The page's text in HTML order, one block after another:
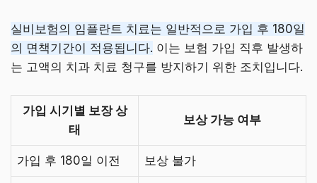
실비보험의 임플란트 치료는 일반적으로 가입 후 180일
의 면책기간이 적용됩니다. 이는 보험 가입 직후 발생하
는 고액의 치과 치료 청구를 방지하기 위한 조치입니다.
가입 시기별 보장 상
태
보상 가능 여부
가입 후 180일 이전 보상 불가